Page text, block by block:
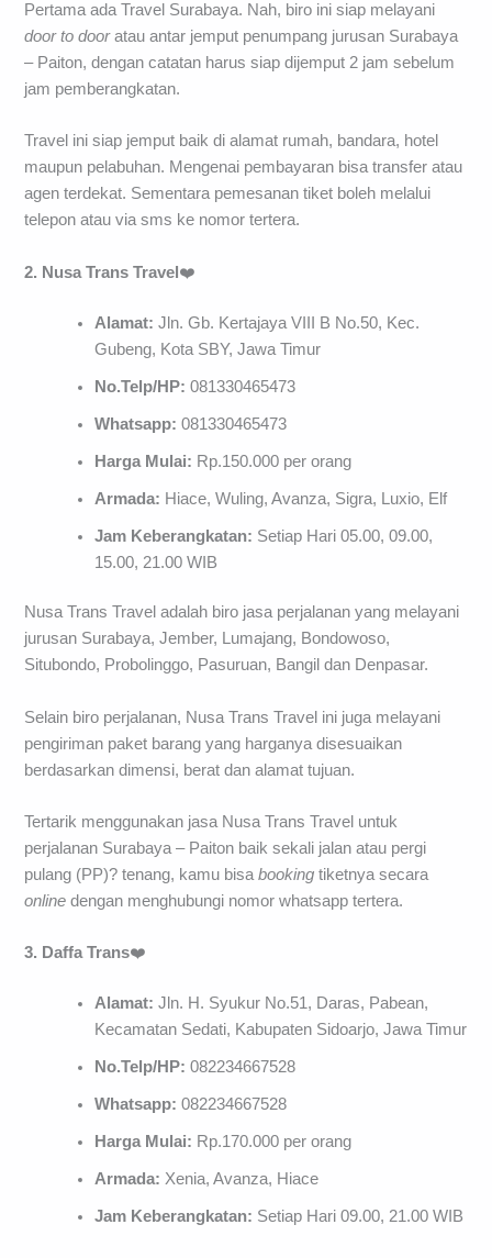
Pertama ada Travel Surabaya. Nah, biro ini siap melayani
doorto dooratau antar jemput penumpang jurusan Surabaya
– Paiton, dengan catatan harus siap dijemput 2 jam sebelum
jam pemberangkatan.
Travel ini siap jemput baik di alamat rumah, bandara, hotel
maupun pelabuhan. Mengenai pembayaran bisa transfer atau
agen terdekat. Sementara pemesanan tiket boleh melalui
telepon atau via sms ke nomor tertera.
2. Nusa Trans Travel ❤️
Alamat: Jln. Gb. Kertajaya VIII B No.50, Kec.
Gubeng, Kota SBY, Jawa Timur
No.Telp/HP: 081330465473
Whatsapp: 081330465473
Harga Mulai: Rp.150.000 per orang
Armada: Hiace, Wuling, Avanza, Sigra, Luxio, Elf
Jam Keberangkatan: Setiap Hari 05.00, 09.00,
15.00, 21.00 WIB
Nusa Trans Travel adalah biro jasa perjalanan yang melayani
jurusan Surabaya, Jember, Lumajang, Bondowoso,
Situbondo, Probolinggo, Pasuruan, Bangil dan Denpasar.
Selain biro perjalanan, Nusa Trans Travel ini juga melayani
pengiriman paket barang yang harganya disesuaikan
berdasarkan dimensi, berat dan alamat tujuan.
Tertarik menggunakan jasa Nusa Trans Travel untuk
perjalanan Surabaya – Paiton baik sekali jalan atau pergi
pulang (PP)? tenang, kamu bisabooking tiketnya secara
online dengan menghubungi nomor whatsapp tertera.
3. Daffa Trans❤️
Alamat: Jln. H. Syukur No.51, Daras, Pabean,
Kecamatan Sedati, Kabupaten Sidoarjo, Jawa Timur
No.Telp/HP: 082234667528
Whatsapp: 082234667528
Harga Mulai: Rp.170.000 per orang
Armada: Xenia, Avanza, Hiace
Jam Keberangkatan: Setiap Hari 09.00, 21.00 WIB